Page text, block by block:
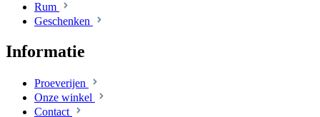
Rum
Geschenken
Informatie
Proeverijen
Onze winkel
Contact